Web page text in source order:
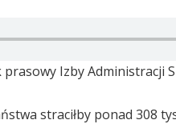
Izby Administracji
straciłby ponad 308